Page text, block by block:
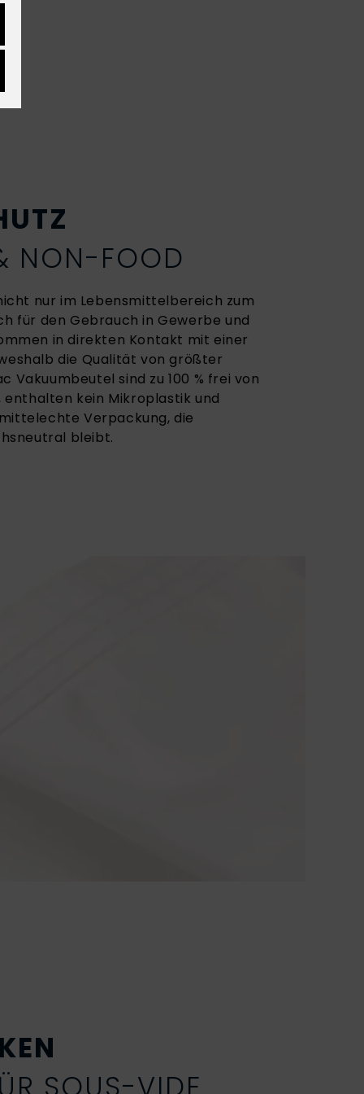
NON-FOOD
nur im Lebensmittelbereich zum
für den Gebrauch in Gewerbe und
in direkten Kontakt mit einer
die Qualität von größter
Vakuumbeutel sind zu 100 % frei von
enthalten kein Mikroplastik und
Verpackung, die
bleibt.